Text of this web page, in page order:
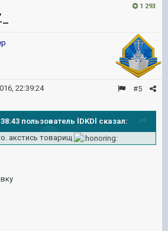
1 293
#5
22:39:24
пользователь lDKDl сказал:
акстись товарищ